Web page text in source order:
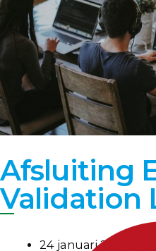
Afsluiting
Validation
24 januari 2021